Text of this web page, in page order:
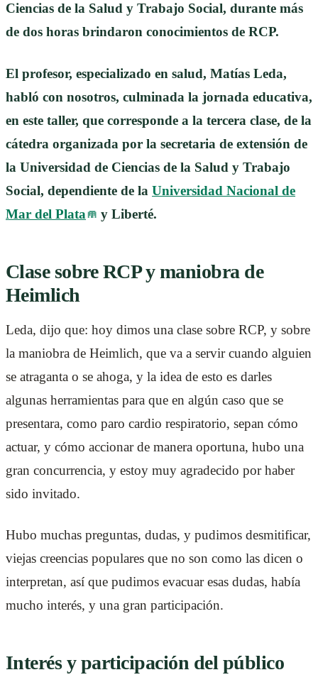
Ciencias de la Salud y Trabajo Social, durante más
de dos horas brindaron conocimientos de RCP.
El profesor, especializado en salud, Matías Leda,
habló con nosotros, culminada la jornada educativa,
en este taller, que corresponde a la tercera clase, de la
cátedra organizada por la secretaria de extensión de
la Universidad de Ciencias de la Salud y Trabajo
Social, dependiente de la Universidad Nacional de
Mar del Plata
y Liberté.
Clase sobre RCP y maniobra de
Heimlich
Leda, dijo que: hoy dimos una clase sobre RCP, y sobre
la maniobra de Heimlich, que va a servir cuando alguien
se atraganta o se ahoga, y la idea de esto es darles
algunas herramientas para que en algún caso que se
presentara, como paro cardio respiratorio, sepan cómo
actuar, y cómo accionar de manera oportuna, hubo una
gran concurrencia, y estoy muy agradecido por haber
sido invitado.
Hubo muchas preguntas, dudas, y pudimos desmitificar,
viejas creencias populares que no son como las dicen o
interpretan, así que pudimos evacuar esas dudas, había
mucho interés, y una gran participación.
Interés y participación del público